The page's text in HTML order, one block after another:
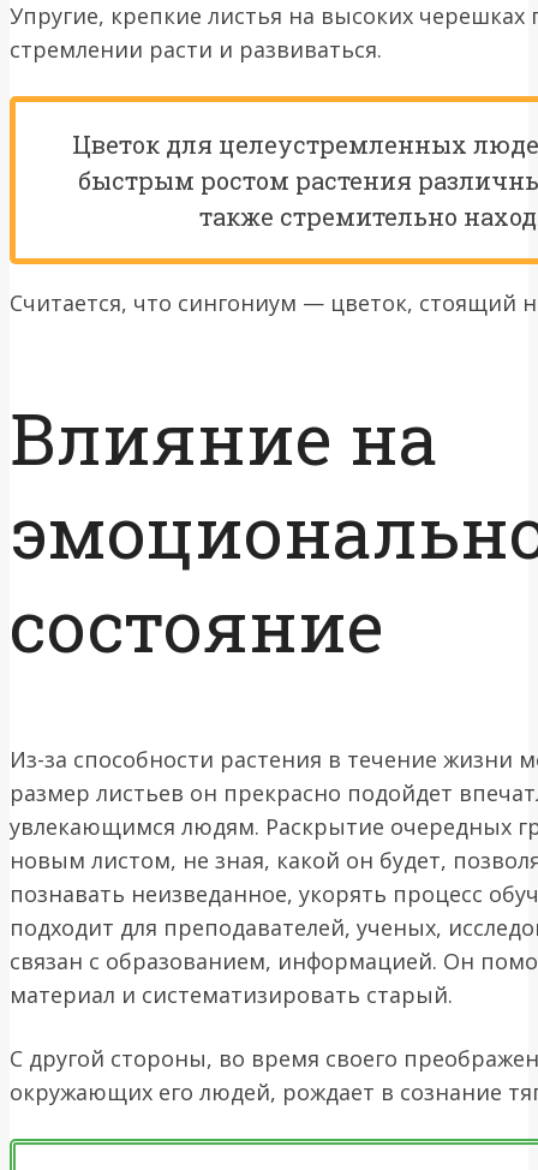
Упругие, крепкие листья на высоких черешках
стремлении расти и развиваться.
Цветок для целеустремленных
быстрым ростом растения
также стремительно
Считается, что сингониум — цветок, стоящий
Влияние на
состояние
Из-за способности растения в течение жизни
размер листьев он прекрасно подойдет
увлекающимся людям. Раскрытие очередных
новым листом, не зная, какой он будет,
познавать неизведанное, укорять процесс
подходит для преподавателей, ученых,
связан с образованием, информацией. Он
материал и систематизировать старый.
С другой стороны, во время своего
окружающих его людей, рождает в сознание